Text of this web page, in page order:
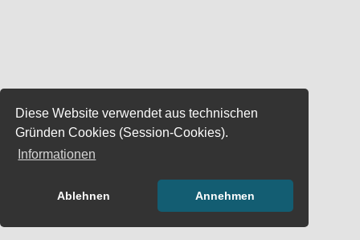
Diese Website verwendet aus technischen
Gründen Cookies (Session-Cookies).
Informationen
Ablehnen Annehmen